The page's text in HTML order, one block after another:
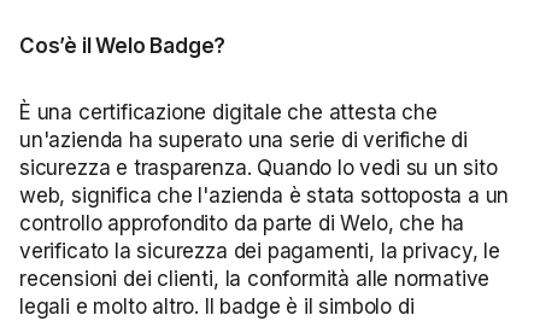
Cos’è il Welo Badge?
È una certificazione digitale che attesta che
un'azienda ha superato una serie di verifiche di
sicurezza e trasparenza. Quando lo vedi su un sito
web, significa che l'azienda è stata sottoposta a un
controllo approfondito da parte di Welo, che ha
verificato la sicurezza dei pagamenti, la privacy, le
recensioni dei clienti, la conformità alle normative
legali e molto altro. Il badge è il simbolo di